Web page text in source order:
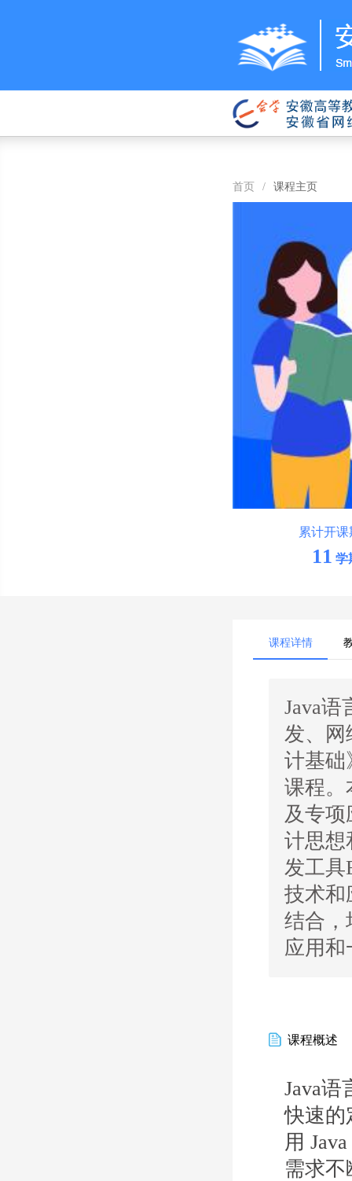
首页 / 课程主页
累计开课
11 学
课程详情
Java
发、网
计基础
课程。
及专项
计思想
发工具
技术和
结合，
应用和
课程概述
Java语
快速的
用
需求不